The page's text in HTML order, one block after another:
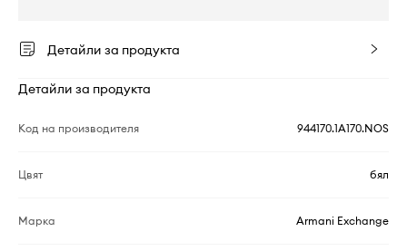
Детайли за продукта
Детайли за продукта
Код на производителя 944170.1A170.NOS
Цвят бял
Марка Armani Exchange